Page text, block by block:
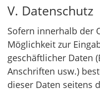
V. Datenschutz
Sofern innerhalb der
Möglichkeit zur
geschäftlicher Daten
Anschriften usw.)
dieser Daten seitens